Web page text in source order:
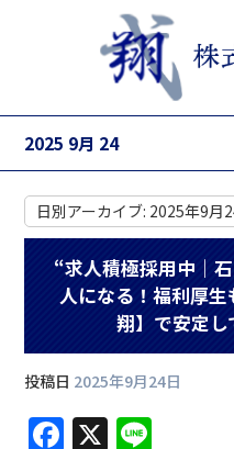
2025 9月 24
日別アーカイブ: 2025年9月
“求人積極採用中｜
人になる！福利厚
翔】で安定し
投稿日 2025年9月24日
F X